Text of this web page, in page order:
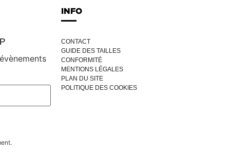
INFO
CONTACT
GUIDE DES TAILLES
CONFORMITÉ
MENTIONS LÉGALES
PLAN DU SITE
POLITIQUE DES COOKIES